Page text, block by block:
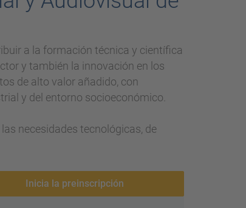
a la formación técnica y científica
y también la innovación en los
de alto valor añadido, con
y del entorno socioeconómico.
necesidades tecnológicas, de
Inicia la preinscripción